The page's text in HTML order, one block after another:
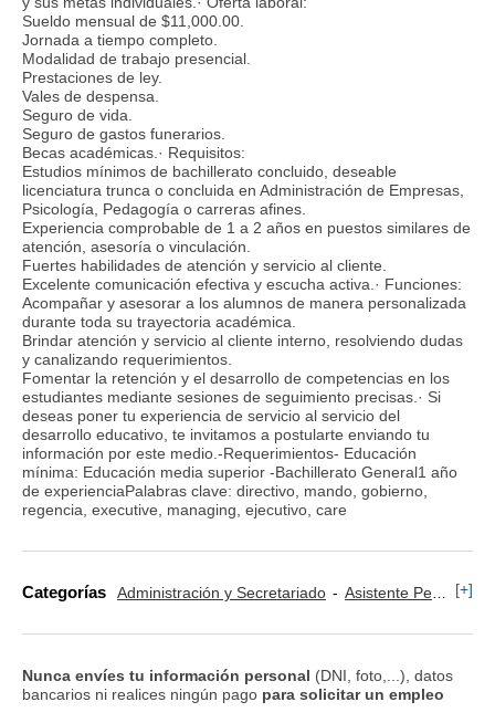
Sueldo mensual de $11,000.00.
Jornada a tiempo completo.
Modalidad de trabajo presencial.
Prestaciones de ley.
Vales de despensa.
Seguro de vida.
Seguro de gastos funerarios.
Becas académicas.· Requisitos:
Estudios mínimos de bachillerato concluido, deseable
licenciatura trunca o concluida en Administración de Empresas,
Psicología, Pedagogía o carreras afines.
Experiencia comprobable de 1 a 2 años en puestos similares de
atención, asesoría o vinculación.
Fuertes habilidades de atención y servicio al cliente.
Excelente comunicación efectiva y escucha activa.· Funciones:
Acompañar y asesorar a los alumnos de manera personalizada
durante toda su trayectoria académica.
Brindar atención y servicio al cliente interno, resolviendo dudas
y canalizando requerimientos.
Fomentar la retención y el desarrollo de competencias en los
estudiantes mediante sesiones de seguimiento precisas.· Si
deseas poner tu experiencia de servicio al servicio del
desarrollo educativo, te invitamos a postularte enviando tu
información por este medio.-Requerimientos- Educación
mínima: Educación media superior -Bachillerato General1 año
de experienciaPalabras clave: directivo, mando, gobierno,
regencia, executive, managing, ejecutivo, care
Categorías Administración y Secretariado Asistente Personal [+]
Nunca envíes tu información personal (DNI, foto,...), datos
bancarios ni realices ningún pago para solicitar un empleo